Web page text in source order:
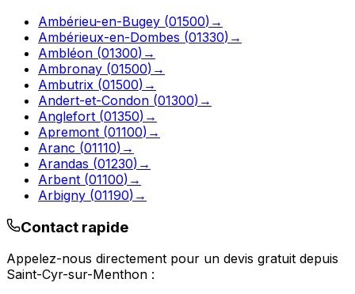
Ambérieu-en-Bugey (01500) →
Ambérieux-en-Dombes (01330) →
Ambléon (01300) →
Ambronay (01500) →
Ambutrix (01500) →
Andert-et-Condon (01300) →
Anglefort (01350) →
Apremont (01100) →
Aranc (01110) →
Arandas (01230) →
Arbent (01100) →
Arbigny (01190) →
Contact rapide
Appelez-nous directement pour un devis gratuit depuis
Saint-Cyr-sur-Menthon :